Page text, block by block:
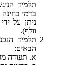
תלמיד
בדמי
ניתן על
וולף).
תלמיד
הבאים:
א. תעודה